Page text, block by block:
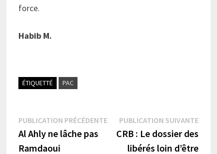
force.
Habib M.
ÉTIQUETTÉ PAC
Navigation
de
PUBLICATION PRÉCÉDENTEPublication
précédente :
Al Ahly ne lâche pas
Ramdaoui
PUBLICATION SUIVANTE
CRB : Le dossier des
libérés loin d’être